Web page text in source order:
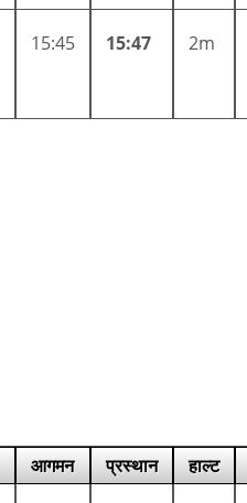
15:45 15:47 2m
आगमन प्रस्थान हाल्ट